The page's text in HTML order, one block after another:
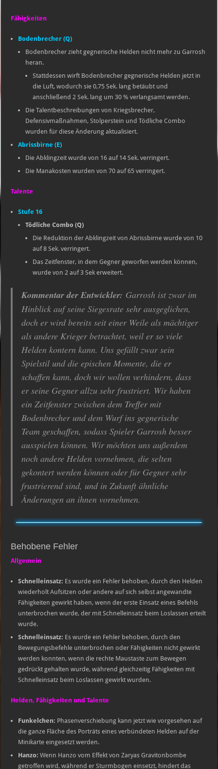
Fähigkeiten
Bodenbrecher (Q)
Bodenbrecher zieht gegnerische Helden nicht mehr zu Garrosh
heran.
Stattdessen wirft Bodenbrecher gegnerische Helden jetzt in
die Luft, wodurch sie 0,75 Sek. lang betäubt und
anschließend 2 Sek. lang um 30 % verlangsamt werden.
Die Talentbeschreibungen von Kriegsbrecher,
Defensivmaßnahmen, Stolperstein und Tödliche Combo
wurden für diese Änderung aktualisiert.
Abrissbirne (E)
Die Abklingzeit wurde von 16 auf 14 Sek. verringert.
Die Manakosten wurden von 70 auf 65 verringert.
Talente
Stufe 16
Tödliche Combo (Q)
Die Reduktion der Abklingzeit von Abrissbirne wurde von 10
auf 8 Sek. verringert.
Das Zeitfenster, in dem Gegner geworfen werden können,
wurde von 2 auf 3 Sek erweitert.
Kommentar der Entwickler: Garrosh ist zwar im
Hinblick auf seine Siegesrate sehr ausgeglichen,
doch er wird bereits seit einer Weile als mächtiger
als andere Krieger betrachtet, weil er so viele
Helden kontern kann. Uns gefällt zwar sein
Spielstil und die epischen Momente, die er
schaffen kann, doch wir wollen verhindern, dass
er seine Gegner allzu sehr frustriert. Wir haben
ein Zeitfenster zwischen dem Treffer mit
Bodenbrecher und dem Wurf ins gegnerische
Team geschaffen, sodass Spieler Garrosh besser
ausspielen können. Wir möchten uns außerdem
noch andere Helden vornehmen, die selten
gekontert werden können oder für Gegner sehr
frustrierend sind, und in Zukunft ähnliche
Änderungen an ihnen vornehmen.
Behobene Fehler
Allgemein
Schnelleinsatz: Es wurde ein Fehler behoben, durch den Helden
wiederholt Aufsitzen oder andere auf sich selbst angewandte
Fähigkeiten gewirkt haben, wenn der erste Einsatz eines Befehls
unterbrochen wurde, der mit Schnelleinsatz beim Loslassen erteilt
wurde.
Schnelleinsatz: Es wurde ein Fehler behoben, durch den
Bewegungsbefehle unterbrochen oder Fähigkeiten nicht gewirkt
werden konnten, wenn die rechte Maustaste zum Bewegen
gedrückt gehalten wurde, während gleichzeitig Fähigkeiten mit
Schnelleinsatz beim Loslassen gewirkt wurden.
Helden, Fähigkeiten und Talente
Funkelchen: Phasenverschiebung kann jetzt wie vorgesehen auf
die ganze Fläche des Porträts eines verbündeten Helden auf der
Minikarte eingesetzt werden.
Hanzo: Wenn Hanzo vom Effekt von Zaryas Gravitonbombe
getroffen wird, während er Sturmbogen einsetzt, hindert das